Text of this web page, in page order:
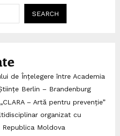
SEARCH
de Înțelegere între Academia
Berlin – Brandenburg
– Artă pentru prevenție”
organizat cu
Republica Moldova